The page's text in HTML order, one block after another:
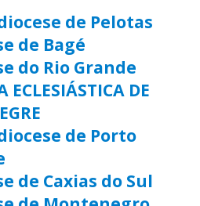
de Pelotas
de Bagé
do Rio Grande
ECLESIÁSTICA DE
de Porto
de Caxias do Sul